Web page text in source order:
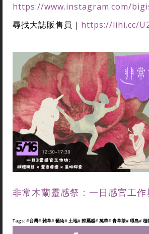
https://www.instagram.com/
尋找大誌販售員｜ https://lihi.cc/
非常木蘭靈感祭：一日感官工
Tags: #台灣# 雜草# 藝術# 土地# 歸屬感# 萬華# 青草茶# 環島# 植